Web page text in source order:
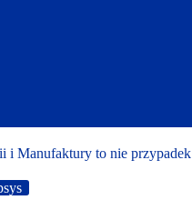
i Manufaktury to nie przypadek